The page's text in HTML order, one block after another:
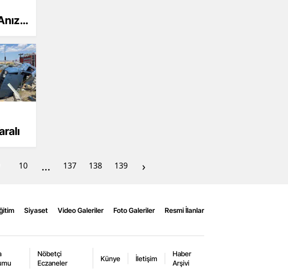
10 ... 137 138 139 ›
Siyaset Video Galeriler Foto Galeriler Resmi İlanlar
Nöbetçi
Eczaneler
Künye İletişim
Haber
Arşivi